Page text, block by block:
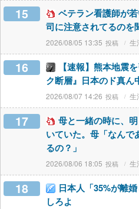
15
ベテラン看護師が
司に注意されてるのを
2026/08/05 13:35 生
16
【速報】熊本地震
ク断層』日本のド真ん
2026/08/07 14:26 生
17
母と一緒の時に、
いていた。母「なんで
るの？」
2026/08/06 18:05 生
18
日本人「35%が離
しろよ